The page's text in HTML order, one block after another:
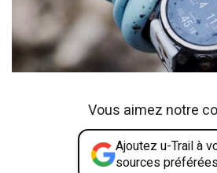
Vous aimez notre
Ajoutez u-Trail à
sources